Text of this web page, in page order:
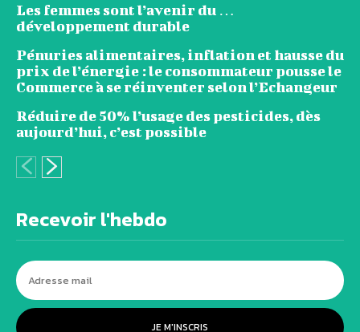
Les femmes sont l’avenir du …
développement durable
Pénuries alimentaires, inflation et hausse du
prix de l’énergie : le consommateur pousse le
Commerce à se réinventer selon l’Echangeur
Réduire de 50% l’usage des pesticides, dès
aujourd’hui, c’est possible
Recevoir l'hebdo
JE M'INSCRIS